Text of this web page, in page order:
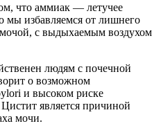
что аммиак — летучее
мы избавляемся от лишнего
с выдыхаемым воздухом
людям с почечной
о возможном
и высоком риске
является причиной
мочи.